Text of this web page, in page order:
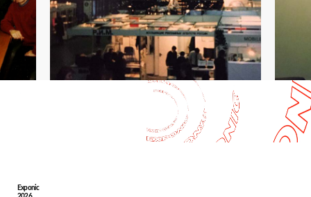
Exponic